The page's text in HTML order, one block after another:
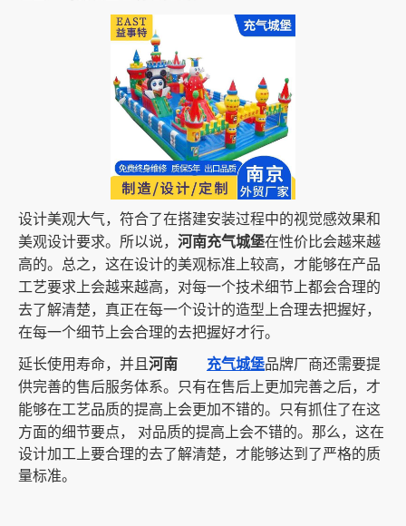
设计美观大气，符合了在搭建安装过程中的视觉感效果和
美观设计要求。所以说， 河南充气城堡在性价比会越来越
高的。总之，这在设计的美观标准上较高，才能够在产品
工艺要求上会越来越高，对每一个技术细节上都会合理的
去了解清楚，真正在每一个设计的造型上合理去把握好，
在每一个细节上会合理的去把握好才行。
延长使用寿命，并且 河南 充气城堡品牌厂商还需要提
供完善的售后服务体系。只有在售后上更加完善之后，才
能够在工艺品质的提高上会更加不错的。只有抓住了在这
方面的细节要点，
对品质的提高上会不错的。那么，这在
设计加工上要合理的去了解清楚，才能够达到了严格的质
量标准。